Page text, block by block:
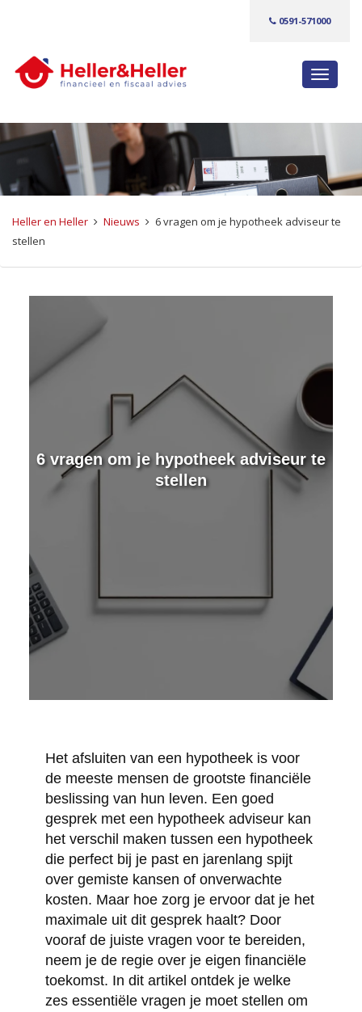
0591-571000
S
k
e
l
i
e
Heller en Heller Nieuws
6 vragen om je hypotheek adviseur te
stellen
6 vragen om je hypotheek adviseur te
stellen
Het afsluiten van een hypotheek is voor
de meeste mensen de grootste financiële
beslissing van hun leven. Een goed
gesprek met een hypotheek adviseur kan
het verschil maken tussen een hypotheek
die perfect bij je past en jarenlang spijt
over gemiste kansen of onverwachte
kosten. Maar hoe zorg je ervoor dat je het
maximale uit dit gesprek haalt? Door
vooraf de juiste vragen voor te bereiden,
neem je de regie over je eigen financiële
toekomst. In dit artikel ontdek je welke
zes essentiële vragen je moet stellen om